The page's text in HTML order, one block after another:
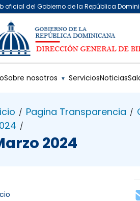
principal
Sobre nosotros ▼ ServiciosNoticias
/ Pagina Transparencia /
/
2024